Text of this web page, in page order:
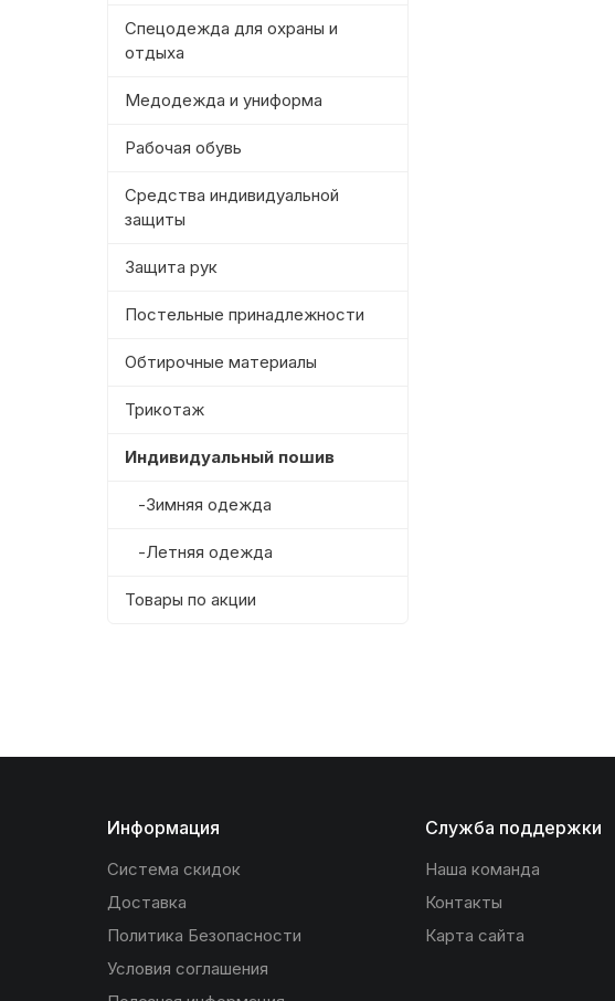
Спецодежда для охраны и
отдыха
Медодежда и униформа
Рабочая обувь
Средства индивидуальной
защиты
Защита рук
Постельные принадлежности
Обтирочные материалы
Трикотаж
Индивидуальный пошив
-Зимняя одежда
-Летняя одежда
Товары по акции
Информация
Система скидок
Доставка
Политика Безопасности
Условия соглашения
Служба поддержки
Наша команда
Контакты
Карта сайта